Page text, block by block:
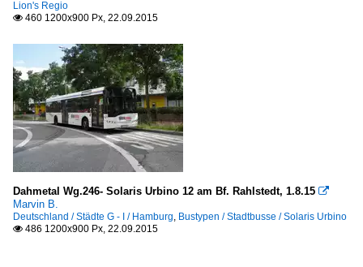
Lion's Regio
 460 1200x900 Px, 22.09.2015
Dahmetal Wg.246- Solaris Urbino 12 am Bf. Rahlstedt, 1.8.15 
Marvin B.
Deutschland / Städte G - I / Hamburg Bustypen / Stadtbusse / Solaris Urbino
 486 1200x900 Px, 22.09.2015